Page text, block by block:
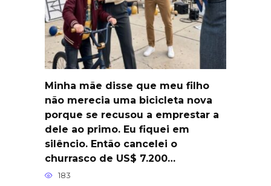
Minha mãe disse que meu filho
não merecia uma bicicleta nova
porque se recusou a emprestar a
dele ao primo. Eu fiquei em
silêncio. Então cancelei o
churrasco de US$ 7.200…
183